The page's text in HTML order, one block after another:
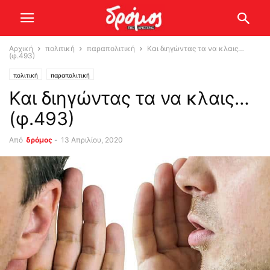
Αρχική πολιτική παραπολιτική
Και διηγώντας τα να κλαις…
(φ.493)
πολιτική παραπολιτική
Και διηγώντας τα να κλαις…
(φ.493)
Από δρόμος - 13 Απριλίου, 2020